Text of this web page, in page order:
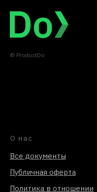
© ProductDo
О нас
Все документы
Публичная оферта
Политика в отношении